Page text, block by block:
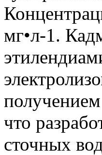
мг•л-1.
что
сточных